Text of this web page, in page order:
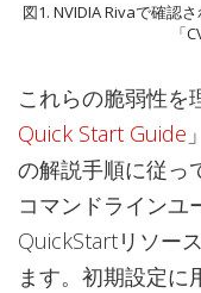
図1. NVIDIA Rivaで確認
「
これらの脆弱性を
Quick Start Guide
の解説手順に従っ
コマンドラインユ
QuickStartリソー
ます。初期設定に